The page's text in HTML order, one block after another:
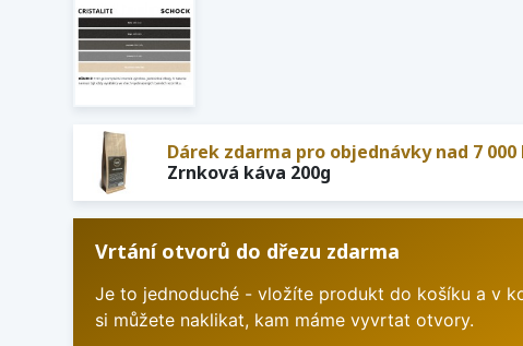
Dárek zdarma pro objednávky nad 7 000
Zrnková káva 200g
Vrtání otvorů do dřezu zdarma
Je to jednoduché - vložíte produkt do košíku a v
si můžete naklikat, kam máme vyvrtat otvory.